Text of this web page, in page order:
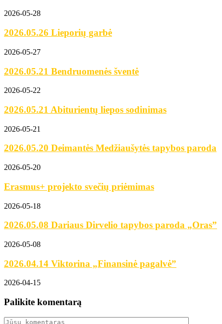
2026-05-28
2026.05.26 Lieporių garbė
2026-05-27
2026.05.21 Bendruomenės šventė
2026-05-22
2026.05.21 Abiturientų liepos sodinimas
2026-05-21
2026.05.20 Deimantės Medžiaušytės tapybos paroda
2026-05-20
Erasmus+ projekto svečių priėmimas
2026-05-18
2026.05.08 Dariaus Dirvelio tapybos paroda „Oras”
2026-05-08
2026.04.14 Viktorina „Finansinė pagalvė”
2026-04-15
Palikite komentarą